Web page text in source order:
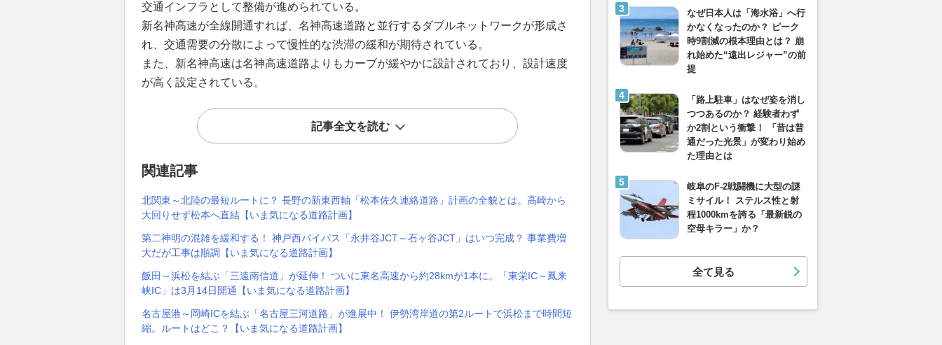
交通インフラとして整備が進められている。
新名神高速が全線開通すれば、名神高速道路と並行するダブルネットワークが形成さ
れ、交通需要の分散によって慢性的な渋滞の緩和が期待されている。
また、新名神高速は名神高速道路よりもカーブが緩やかに設計されており、設計速度
が高く設定されている。
記事全文を読む
関連記事
北関東～北陸の最短ルートに？ 長野の新東西軸「松本佐久連絡道路」計画の全貌とは。高崎から
大回りせず松本へ直結【いま気になる道路計画】
第二神明の混雑を緩和する！ 神戸西バイパス「永井谷JCT～石ヶ谷JCT」はいつ完成？ 事業費増
大だが工事は順調【いま気になる道路計画】
飯田～浜松を結ぶ「三遠南信道」が延伸！ ついに東名高速から約28kmが1本に。「東栄IC～鳳来
峡IC」は3月14日開通【いま気になる道路計画】
名古屋港～岡崎ICを結ぶ「名古屋三河道路」が進展中！ 伊勢湾岸道の第2ルートで浜松まで時間短
縮。ルートはどこ？【いま気になる道路計画】
なぜ日本人は「海水浴」へ行
かなくなったのか？ ピーク
時9割減の根本理由とは？ 崩
れ始めた“遠出レジャー”の前
提
「路上駐車」はなぜ姿を消し
つつあるのか？ 経験者わず
か2割という衝撃！ 「昔は普
通だった光景」が変わり始め
た理由とは
岐阜のF-2戦闘機に大型の謎
ミサイル！ ステルス性と射
程1000kmを誇る「最新鋭の
空母キラー」か？
全て見る